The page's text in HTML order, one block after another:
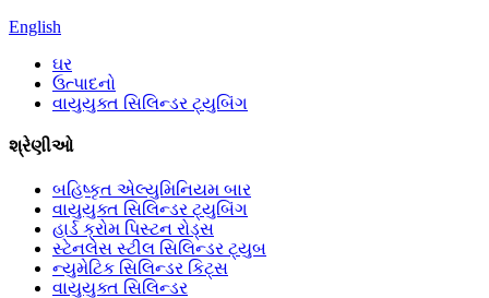
English
ઘર
ઉત્પાદનો
વાયુયુક્ત સિલિન્ડર ટ્યુબિંગ
શ્રેણીઓ
બહિષ્કૃત એલ્યુમિનિયમ બાર
વાયુયુક્ત સિલિન્ડર ટ્યુબિંગ
હાર્ડ ક્રોમ પિસ્ટન રોડ્સ
સ્ટેનલેસ સ્ટીલ સિલિન્ડર ટ્યુબ
ન્યુમેટિક સિલિન્ડર કિટ્સ
વાયુયુક્ત સિલિન્ડર